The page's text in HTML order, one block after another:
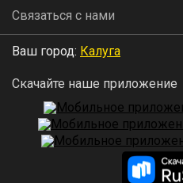
Связаться с нами
Ваш город: Калуга
Скачайте наше приложение